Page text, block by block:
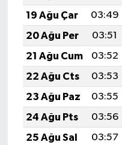
19 Ağu Çar
03:49
20 Ağu Per
03:51
21 Ağu Cum
03:52
22 Ağu Cts
03:53
23 Ağu Paz
03:55
24 Ağu Pts
03:56
25 Ağu Sal
03:57